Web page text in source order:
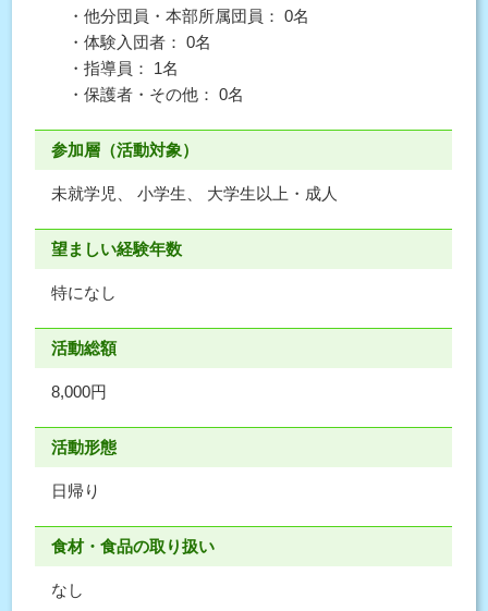
・他分団員・本部所属団員： 0名
・体験入団者： 0名
・指導員： 1名
・保護者・その他： 0名
参加層（活動対象）
未就学児、 小学生、 大学生以上・成人
望ましい経験年数
特になし
活動総額
8,000円
活動形態
日帰り
食材・食品の取り扱い
なし